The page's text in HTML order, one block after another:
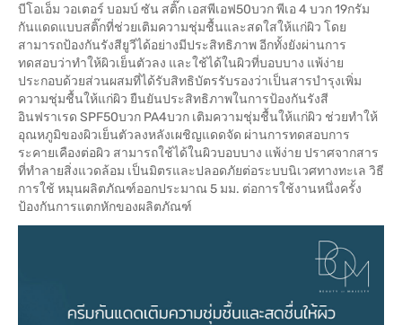
บีโอเอ็ม วอเตอร์ บอมบ์ ซัน สติ๊ก เอสพีเอฟ50บวก พีเอ 4 บวก 19กรัม
กันแดดแบบสติ๊กที่ช่วยเติมความชุ่มชื้นและสดใสให้แก่ผิว โดย
สามารถป้องกันรังสียูวีได้อย่างมีประสิทธิภาพ อีกทั้งยังผ่านการ
ทดสอบว่าทำให้ผิวเย็นตัวลง และใช้ได้ในผิวที่บอบบาง แพ้ง่าย
ประกอบด้วยส่วนผสมที่ได้รับสิทธิบัตรรับรองว่าเป็นสารบำรุงเพิ่ม
ความชุ่มชื้นให้แก่ผิว ยืนยันประสิทธิภาพในการป้องกันรังสี
อินฟราเรด SPF50บวก PA4บวก เติมความชุ่มชื้นให้แก่ผิว ช่วยทำให้
อุณหภูมิของผิวเย็นตัวลงหลังเผชิญแดดจัด ผ่านการทดสอบการ
ระคายเคืองต่อผิว สามารถใช้ได้ในผิวบอบบาง แพ้ง่าย ปราศจากสาร
ที่ทำลายสิ่งแวดล้อม เป็นมิตรและปลอดภัยต่อระบบนิเวศทางทะเล วิธี
การใช้ หมุนผลิตภัณฑ์ออกประมาณ 5 มม. ต่อการใช้งานหนึ่งครั้ง
ป้องกันการแตกหักของผลิตภัณฑ์